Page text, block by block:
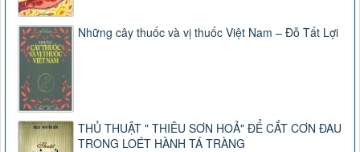
Những cây thuốc và vị thuốc Việt Nam – Đỗ Tất Lợi
THỦ THUẬT " THIÊU SƠN HOẢ" ĐỂ CẮT CƠN ĐAU
TRONG LOÉT HÀNH TÁ TRÀNG